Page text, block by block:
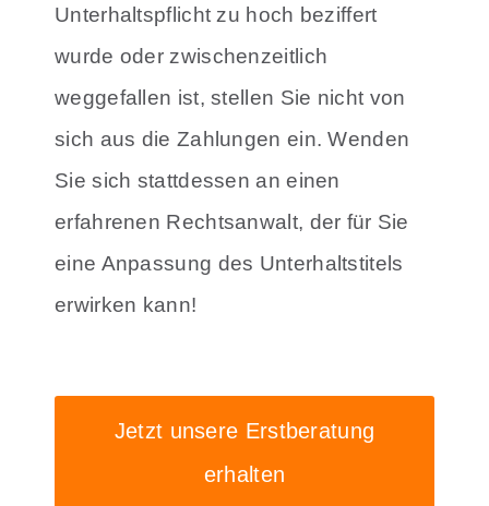
Unterhaltspflicht zu hoch beziffert
wurde oder zwischenzeitlich
weggefallen ist, stellen Sie nicht von
sich aus die Zahlungen ein. Wenden
Sie sich stattdessen an einen
erfahrenen Rechtsanwalt, der für Sie
eine Anpassung des Unterhaltstitels
erwirken kann!
Jetzt unsere Erstberatung
erhalten